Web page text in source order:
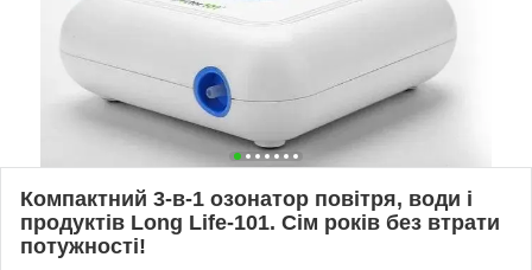
Компактний 3-в-1 озонатор повітря, води і
продуктів Long Life-101. Сім років без втрати
потужності!